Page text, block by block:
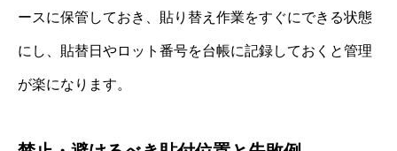
ースに保管しておき、貼り替え作業をすぐにできる状態
にし、貼替日やロット番号を台帳に記録しておくと管理
が楽になります。